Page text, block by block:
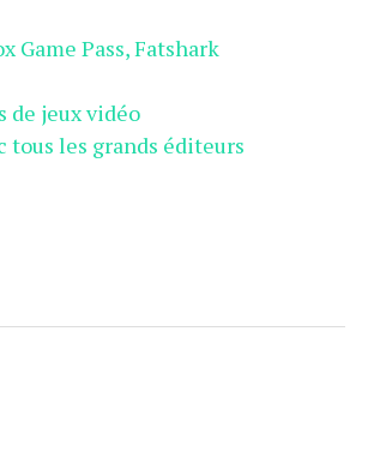
Game Pass, Fatshark
de jeux vidéo
tous les grands éditeurs